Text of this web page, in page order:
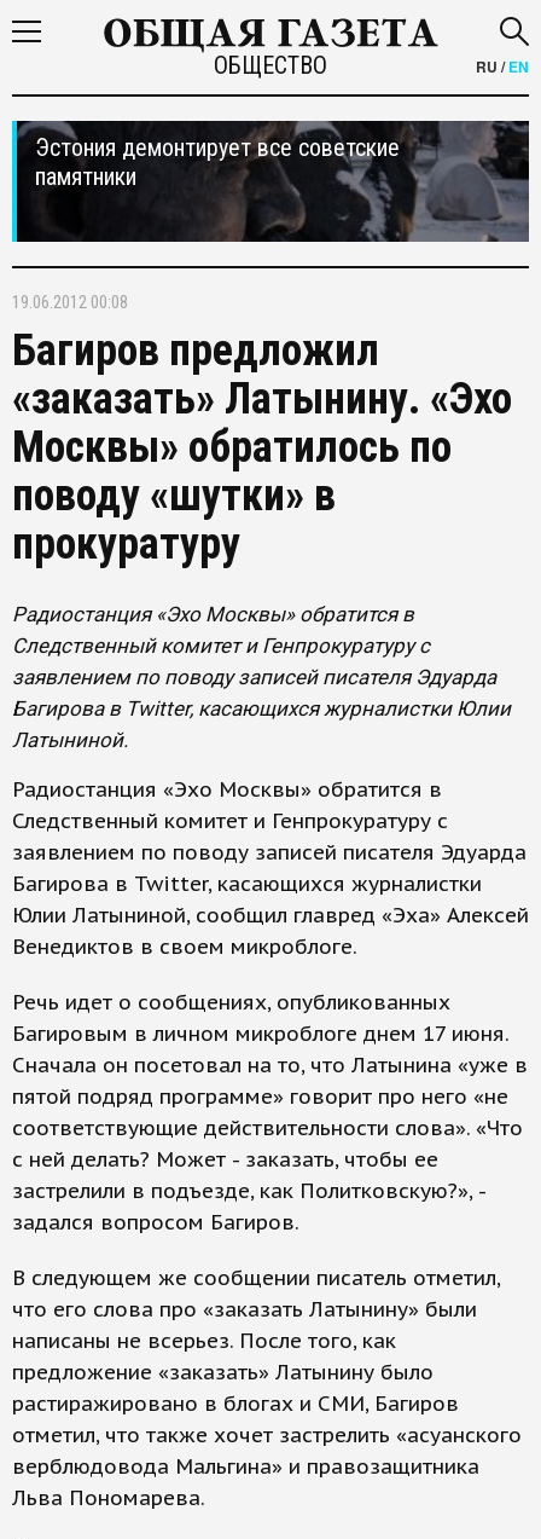
ОБЩЕСТВО RU /EN
Эстония демонтирует все советские
памятники
19.06.2012 00:08
Багиров предложил
«заказать» Латынину. «Эхо
Москвы» обратилось по
поводу «шутки» в
прокуратуру
Радиостанция «Эхо Москвы» обратится в
Следственный комитет и Генпрокуратуру с
заявлением по поводу записей писателя Эдуарда
Багирова в Twitter, касающихся журналистки Юлии
Латыниной.
Радиостанция «Эхо Москвы» обратится в
Следственный комитет и Генпрокуратуру с
заявлением по поводу записей писателя Эдуарда
Багирова в Twitter, касающихся журналистки
Юлии Латыниной, сообщил главред «Эха» Алексей
Венедиктов в своем микроблоге.
Речь идет о сообщениях, опубликованных
Багировым в личном микроблоге днем 17 июня.
Сначала он посетовал на то, что Латынина «уже в
пятой подряд программе» говорит про него «не
соответствующие действительности слова». «Что
с ней делать? Может - заказать, чтобы ее
застрелили в подъезде, как Политковскую?», -
задался вопросом Багиров.
В следующем же сообщении писатель отметил,
что его слова про «заказать Латынину» были
написаны не всерьез. После того, как
предложение «заказать» Латынину было
растиражировано в блогах и СМИ, Багиров
отметил, что также хочет застрелить «асуанского
верблюдовода Мальгина» и правозащитника
Льва Пономарева.